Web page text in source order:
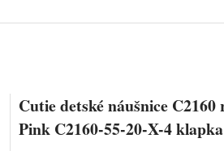
Cutie detské náušnice C2160
Pink C2160-55-20-X-4 klapka